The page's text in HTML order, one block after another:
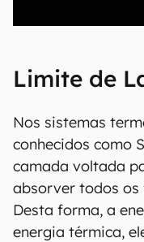
Limite de
Nos sistemas
conhecidos como
camada voltada
absorver todos os
Desta forma, a
energia térmica,